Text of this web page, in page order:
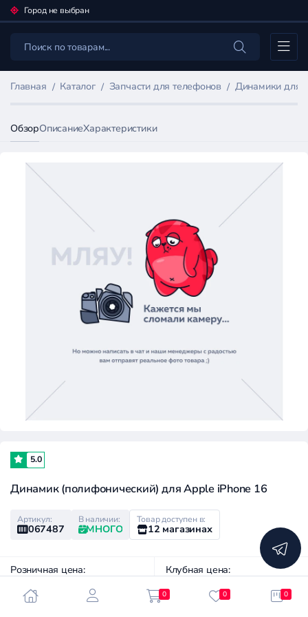
Город не выбран
Каталог
Главная Каталог Запчасти для телефонов Динамики для
ОбзорОписаниеХарактеристики
5.0
Динамик (полифонический) для Apple iPhone 16
Артикул:
067487
В наличии:
МНОГО
Товар доступен в:
12 магазинах
Розничная цена:
650 ₽
Клубная цена:
340 ₽
0 0 0